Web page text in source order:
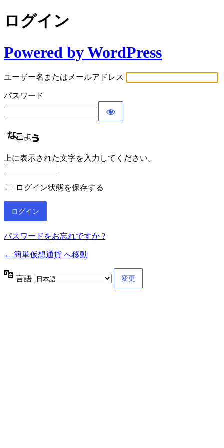
ログイン
Powered by WordPress
ユーザー名またはメールアドレス
パスワード
上に表示された文字を入力してください。
ログイン状態を保存する
パスワードをお忘れですか ?
← 簡単仮想通貨 へ移動
言語